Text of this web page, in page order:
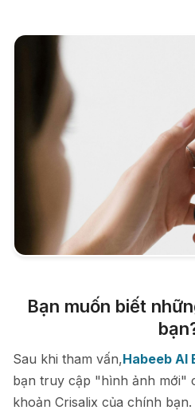
Bạn muốn biết
Sau khi tham vấn,Habeeb Al
bạn truy cập "hình ảnh mới"
khoản Crisalix của chính